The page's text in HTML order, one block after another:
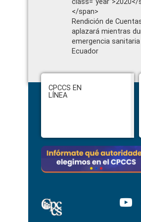
class="year">2020</
</span>
Rendición de
aplazará mientras
emergencia sanitaria
Ecuador
Footer
CPCCS EN
LÍNEA